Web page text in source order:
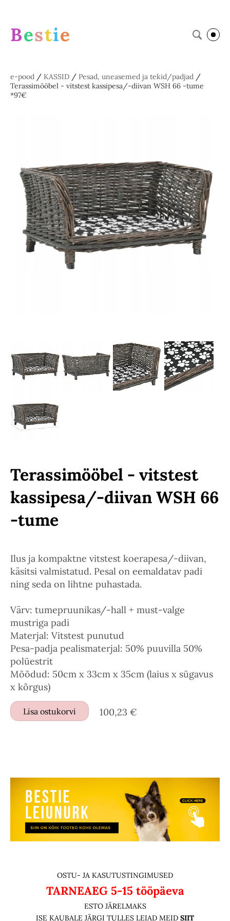
Bestie
e-pood / KASSID / Pesad, uneasemed ja tekid/padjad /
Terassimööbel - vitstest kassipesa/-diivan WSH 66 -tume
*97€
Terassimööbel - vitstest
kassipesa/-diivan WSH 66
-tume
Ilus ja kompaktne vitstest koerapesa/-diivan,
käsitsi valmistatud. Pesal on eemaldatav padi
ning seda on lihtne puhastada.
Värv: tumepruunikas/-hall + must-valge
mustriga padi
Materjal: Vitstest punutud
Pesa-padja pealismaterjal: 50% puuvilla 50%
polüestrit
Mõõdud: 50cm x 33cm x 35cm (laius x sügavus
x kõrgus)
Lisa ostukorvi 100,23 €
OSTU- JA KASUTUSTINGIMUSED
TARNEAEG 5-15 tööpäeva
ESTO JÄRELMAKS
ISE KAUBALE JÄRGI TULLES LEIAD MEID SIIT